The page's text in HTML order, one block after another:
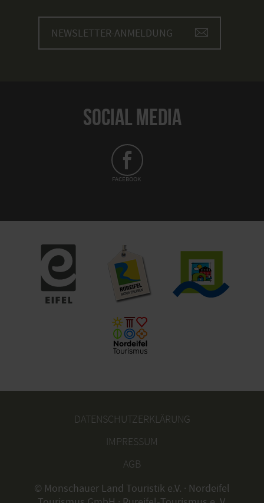
NEWSLETTER-ANMELDUNG
SOCIAL MEDIA
FACEBOOK
DATENSCHUTZERKLÄRUNG
IMPRESSUM
AGB
© Monschauer Land Touristik e.V. · Nordeifel